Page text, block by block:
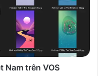
Nam trên VOS